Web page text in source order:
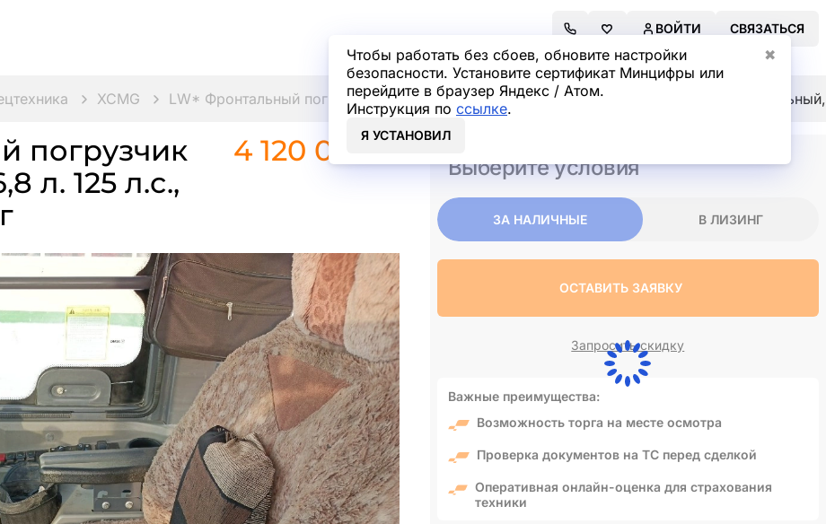
Чтобы работать без сбоев, обновите настройки
безопасности. Установите сертификат Минцифры или
перейдите в браузер Яндекс / Атом.
Инструкция по ссылке.
Я УСТАНОВИЛ
✖
ВОЙТИ СВЯЗАТЬСЯ
XCMG LW* Фронтальный погрузчик XCMG LW* Фронтальный погрузчик LW330RU
погрузчик
л. 125 л.с.,
4 120 000 ₽ Выберите условия
ЗА НАЛИЧНЫЕ В ЛИЗИНГ
ОСТАВИТЬ ЗАЯВКУ
Запросить скидку
Важные преимущества:
Возможность торга на месте осмотра
Проверка документов на ТС перед сделкой
Оперативная онлайн-оценка для страхования
техники